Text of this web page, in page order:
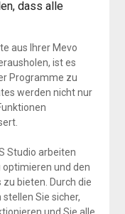
dass alle
aus Ihrer Mevo
ist es
Programme zu
werden nicht nur
Studio arbeiten
optimieren und den
bieten. Durch die
Sie sicher,